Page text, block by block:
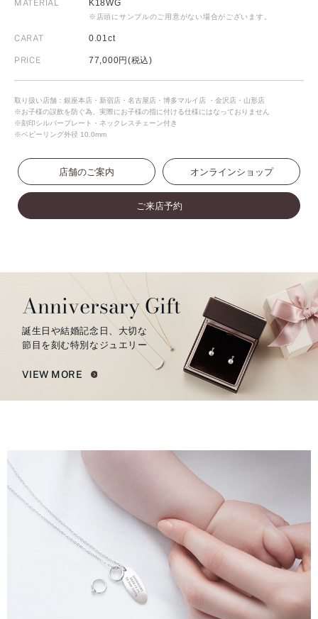
MATERIAL K18WG
※店頭にサンプルのご用意がない場合がございます。
CARAT 0.01ct
PRICE 77,000円(税込)
取り扱い店舗：銀座本店・新宿店・名古屋店・博多マルイ店 ・金沢店・山形店
※お子様の誤飲を防ぐ為、実際にお子様の指に付ける仕様にはなっておりません
※刻印シルバープレート・ネックレスチェーン付き
※ベビーリング外径 10.0mm
店舗のご案内 オンラインショップ
ご来店予約
Anniversary Gift
誕生日や結婚記念日、大切な
節目を刻む特別なジュエリー
VIEW MORE